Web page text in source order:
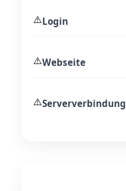
⚠️Login
⚠️Webseite
⚠️Serververbindung